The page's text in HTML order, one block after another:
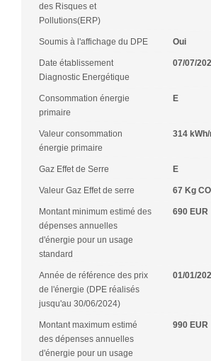
des Risques et
Pollutions(ERP)
Soumis à l'affichage du DPE Oui
Date établissement
Diagnostic Energétique
07/07/
Consommation énergie
primaire
E
Valeur consommation
énergie primaire
314
Gaz Effet de Serre E
Valeur Gaz Effet de serre 67 Kg
Montant minimum estimé des
dépenses annuelles
d'énergie pour un usage
standard
690 EUR
Année de référence des prix
de l'énergie (DPE réalisés
jusqu'au 30/06/2024)
01/01/
Montant maximum estimé
des dépenses annuelles
d'énergie pour un usage
990 EUR